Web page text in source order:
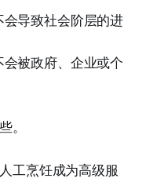
导致社会阶层的进
被政府、企业或个
。
工烹饪成为高级服